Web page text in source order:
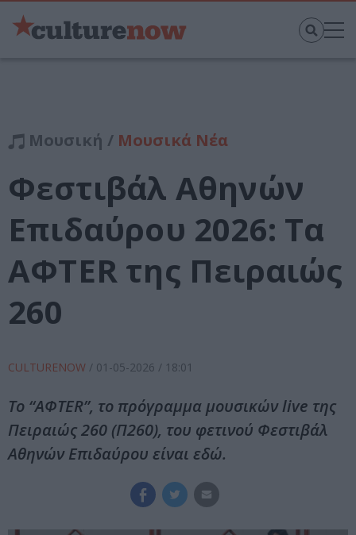
Μουσική / Μουσικά Νέα
Φεστιβάλ Αθηνών
Επιδαύρου 2026: Τα
AΦTER της Πειραιώς
260
CULTURENOW / 01-05-2026 / 18:01
Το “ΑΦTER”, το πρόγραμμα μουσικών live της
Πειραιώς 260 (Π260), του φετινού Φεστιβάλ
Αθηνών Επιδαύρου είναι εδώ.